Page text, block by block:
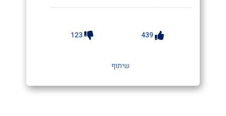
439
123
שיתוף